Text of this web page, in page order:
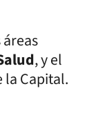
, y el
la Capital.